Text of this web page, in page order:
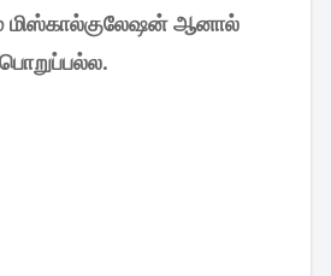
மிஸ்கால்குலேஷன் ஆனால்